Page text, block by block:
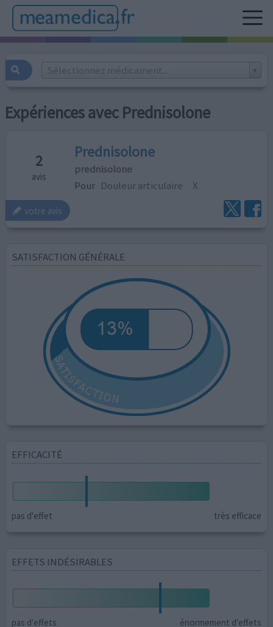
Sélectionnez médicament...
Expériences avec Prednisolone
2
avis
Prednisolone
prednisolone
Pour Douleur articulaire X
votre avis
SATISFACTION GÉNÉRALE
EFFICACITÉ
pas d'effet très efficace
EFFETS INDÉSIRABLES
pas d'effets
énormement d'effets